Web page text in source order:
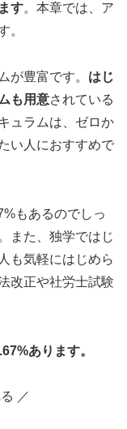
す。本章では、ア
。
が豊富です。 はじ
も用意されている
ュラムは、ゼロか
い人におすすめで
もあるのでしっ
また、独学ではじ
も気軽にはじめら
改正や社労士試験
あります。
／